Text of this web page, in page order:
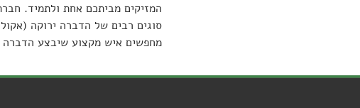
סוגים רבים של הדברה ירוקה
מחפשים איש מקצוע שיבצע הדברה